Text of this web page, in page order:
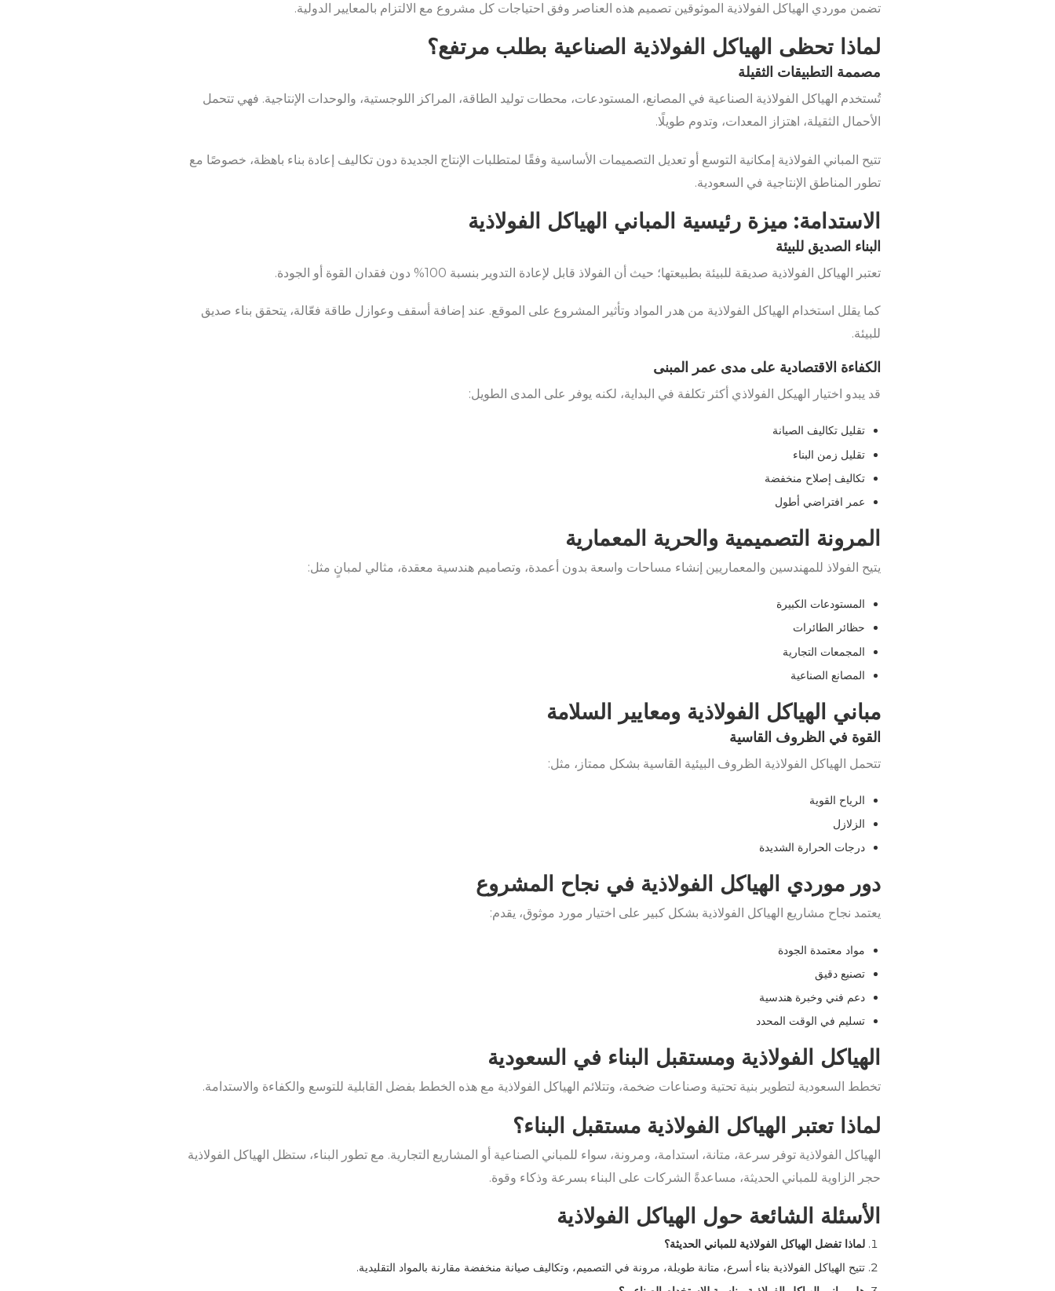
تضمن موردي الهياكل الفولاذية الموثوقين تصميم هذه العناصر وفق احتياجات كل مشروع مع الالتزام بالمعايير الدولية.
لماذا تحظى الهياكل الفولاذية الصناعية بطلب مرتفع؟
مصممة التطبيقات الثقيلة
تُستخدم الهياكل الفولاذية الصناعية في المصانع، المستودعات، محطات توليد الطاقة، المراكز اللوجستية، والوحدات الإنتاجية. فهي تتحمل
الأحمال الثقيلة، اهتزاز المعدات، وتدوم طويلًا.
تتيح المباني الفولاذية إمكانية التوسع أو تعديل التصميمات الأساسية وفقًا لمتطلبات الإنتاج الجديدة دون تكاليف إعادة بناء باهظة، خصوصًا مع
تطور المناطق الإنتاجية في السعودية.
الاستدامة: ميزة رئيسية المباني الهياكل الفولاذية
البناء الصديق للبيئة
تعتبر الهياكل الفولاذية صديقة للبيئة بطبيعتها؛ حيث أن الفولاذ قابل لإعادة التدوير بنسبة 100% دون فقدان القوة أو الجودة.
كما يقلل استخدام الهياكل الفولاذية من هدر المواد وتأثير المشروع على الموقع. عند إضافة أسقف وعوازل طاقة فعّالة، يتحقق بناء صديق
للبيئة.
الكفاءة الاقتصادية على مدى عمر المبنى
قد يبدو اختيار الهيكل الفولاذي أكثر تكلفة في البداية، لكنه يوفر على المدى الطويل:
تقليل تكاليف الصيانة
تقليل زمن البناء
تكاليف إصلاح منخفضة
عمر افتراضي أطول
المرونة التصميمية والحرية المعمارية
يتيح الفولاذ للمهندسين والمعماريين إنشاء مساحات واسعة بدون أعمدة، وتصاميم هندسية معقدة، مثالي لمبانٍ مثل:
المستودعات الكبيرة
حظائر الطائرات
المجمعات التجارية
المصانع الصناعية
مباني الهياكل الفولاذية ومعايير السلامة
القوة في الظروف القاسية
تتحمل الهياكل الفولاذية الظروف البيئية القاسية بشكل ممتاز، مثل:
الرياح القوية
الزلازل
درجات الحرارة الشديدة
دور موردي الهياكل الفولاذية في نجاح المشروع
يعتمد نجاح مشاريع الهياكل الفولاذية بشكل كبير على اختيار مورد موثوق، يقدم:
مواد معتمدة الجودة
تصنيع دقيق
دعم فني وخبرة هندسية
تسليم في الوقت المحدد
الهياكل الفولاذية ومستقبل البناء في السعودية
تخطط السعودية لتطوير بنية تحتية وصناعات ضخمة، وتتلائم الهياكل الفولاذية مع هذه الخطط بفضل القابلية للتوسع والكفاءة والاستدامة.
لماذا تعتبر الهياكل الفولاذية مستقبل البناء؟
الهياكل الفولاذية توفر سرعة، متانة، استدامة، ومرونة، سواء للمباني الصناعية أو المشاريع التجارية. مع تطور البناء، ستظل الهياكل الفولاذية
حجر الزاوية للمباني الحديثة، مساعدةً الشركات على البناء بسرعة وذكاء وقوة.
الأسئلة الشائعة حول الهياكل الفولاذية
لماذا تفضل الهياكل الفولاذية للمباني الحديثة؟
تتيح الهياكل الفولاذية بناء أسرع، متانة طويلة، مرونة في التصميم، وتكاليف صيانة منخفضة مقارنة بالمواد التقليدية.